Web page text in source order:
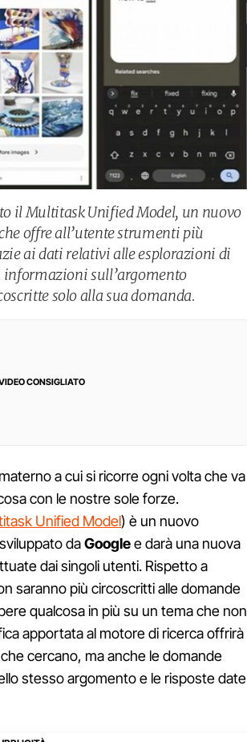
il Multitask Unified Model, un nuovo
offre all’utente strumenti più
ai dati relativi alle esplorazioni di
sull’argomento
solo alla sua domanda.
CONSIGLIATO
a cui si ricorre ogni volta che va
con le nostre sole forze.
Unified Model) è un nuovo
sviluppato daGooglee darà una nuova
dai singoli utenti. Rispetto a
saranno più circoscritti alle domande
qualcosa in più su un tema che non
apportata al motore di ricerca offrirà
che cercano, ma anche le domande
stesso argomento e le risposte date